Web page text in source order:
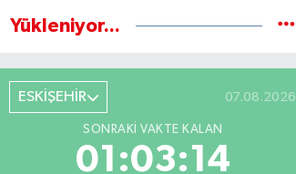
Yükleniyor...
ESKİŞEHİR 07.08.2026
SONRAKI VAKTE KALAN
01:03:13